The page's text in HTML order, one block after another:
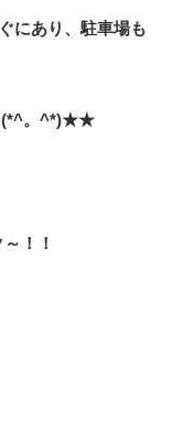
にあり、駐車場も
(*^。^*)★★
！！